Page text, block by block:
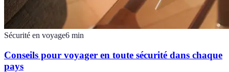
Sécurité en voyage6 min
Conseils pour voyager en toute sécurité dans chaque
pays